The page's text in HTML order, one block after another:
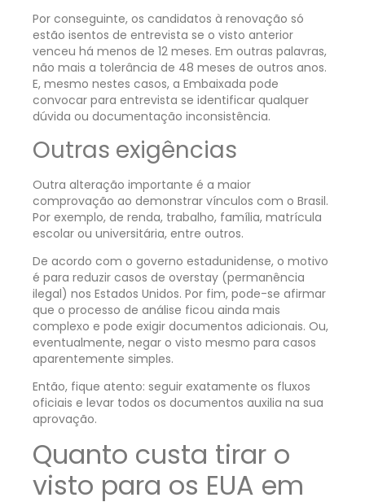
Por conseguinte, os candidatos à renovação só
estão isentos de entrevista se o visto anterior
venceu há menos de 12 meses. Em outras palavras,
não mais a tolerância de 48 meses de outros anos.
E, mesmo nestes casos, a Embaixada pode
convocar para entrevista se identificar qualquer
dúvida ou documentação inconsistência.
Outras exigências
Outra alteração importante é a maior
comprovação ao demonstrar vínculos com o Brasil.
Por exemplo, de renda, trabalho, família, matrícula
escolar ou universitária, entre outros.
De acordo com o governo estadunidense, o motivo
é para reduzir casos de overstay (permanência
ilegal) nos Estados Unidos. Por fim, pode-se afirmar
que o processo de análise ficou ainda mais
complexo e pode exigir documentos adicionais. Ou,
eventualmente, negar o visto mesmo para casos
aparentemente simples.
Então, fique atento: seguir exatamente os fluxos
oficiais e levar todos os documentos auxilia na sua
aprovação.
Quanto custa tirar o
visto para os EUA em